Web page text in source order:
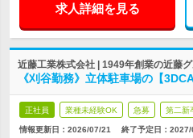
求人詳細を見る
近藤工業株式会社 | 1949年創業の近藤
《刈谷勤務》立体駐車場の【
正社員 業種未経験OK 急募 第二新
情報更新日：2026/07/21 終了予定日： 2027/